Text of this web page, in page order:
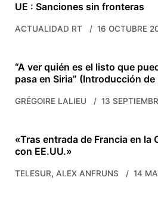
UE : Sanciones sin fronteras
ACTUALIDAD RT 16 OCTUBRE
“A ver quién es el listo que
pasa en Siria” (Introducción
GRÉGOIRE LALIEU 13
«Tras entrada de Francia en la
con EE.UU.»
TELESUR, ALEX ANFRUNS 14